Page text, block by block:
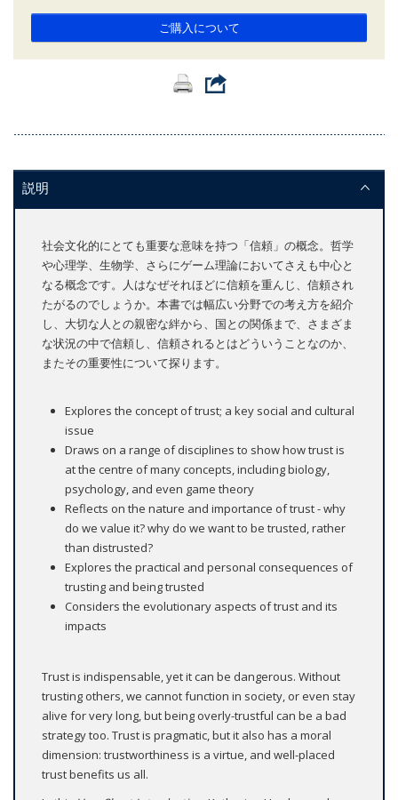
ご購入について
説明
社会文化的にとても重要な意味を持つ「信頼」の概念。哲学
や心理学、生物学、さらにゲーム理論においてさえも中心と
なる概念です。人はなぜそれほどに信頼を重んじ、信頼され
たがるのでしょうか。本書では幅広い分野での考え方を紹介
し、大切な人との親密な絆から、国との関係まで、さまざま
な状況の中で信頼し、信頼されるとはどういうことなのか、
またその重要性について探ります。
Explores the concept of trust; a key social and cultural
issue
Draws on a range of disciplines to show how trust is
at the centre of many concepts, including biology,
psychology, and even game theory
Reflects on the nature and importance of trust - why
do we value it? why do we want to be trusted, rather
than distrusted?
Explores the practical and personal consequences of
trusting and being trusted
Considers the evolutionary aspects of trust and its
impacts
Trust is indispensable, yet it can be dangerous. Without
trusting others, we cannot function in society, or even stay
alive for very long, but being overly-trustful can be a bad
strategy too. Trust is pragmatic, but it also has a moral
dimension: trustworthiness is a virtue, and well-placed
trust benefits us all.